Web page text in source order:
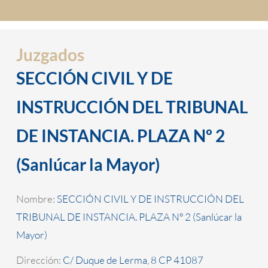
Juzgados
SECCIÓN CIVIL Y DE
INSTRUCCIÓN DEL TRIBUNAL
DE INSTANCIA. PLAZA Nº 2
(Sanlúcar la Mayor)
Nombre: SECCIÓN CIVIL Y DE INSTRUCCIÓN DEL
TRIBUNAL DE INSTANCIA. PLAZA Nº 2 (Sanlúcar la
Mayor)
Dirección: C/ Duque de Lerma, 8 CP 41087